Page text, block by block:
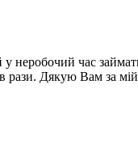
неробочий час
рази. Дякую Вам за